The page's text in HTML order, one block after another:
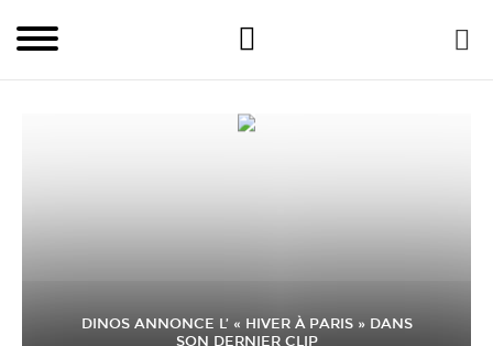
DINOS ANNONCE L’ « HIVER À PARIS » DANS
SON DERNIER CLIP